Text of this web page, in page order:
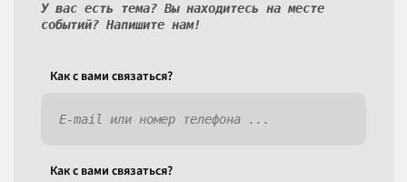
У вас есть тема? Вы находитесь на месте
событий? Напишите нам!
Как c вами связаться?
Как c вами связаться?